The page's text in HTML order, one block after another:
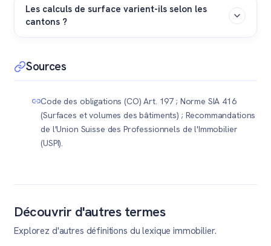
de vente.
surface habitable. Les zones sous pente trop basses
doivent être déduites du calcul.
nettement la surface de la construction (la maison) de
la surface du terrain (la parcelle). Le prix est calculé en
Registre foncier.
Les calculs de surface varient-ils selon les
cantons ?
locaux. Par exemple, les règles genevoises pour le
recommandations appliquées dans les cantons de
Vaud ou de Neuchâtel.
Sources
Code des obligations (CO) Art. 197 ; Norme SIA 416
(Surfaces et volumes des bâtiments) ; Recommandations
de l'Union Suisse des Professionnels de l'Immobilier
(USPI).
Découvrir d'autres termes
Explorez d'autres définitions du lexique immobilier.